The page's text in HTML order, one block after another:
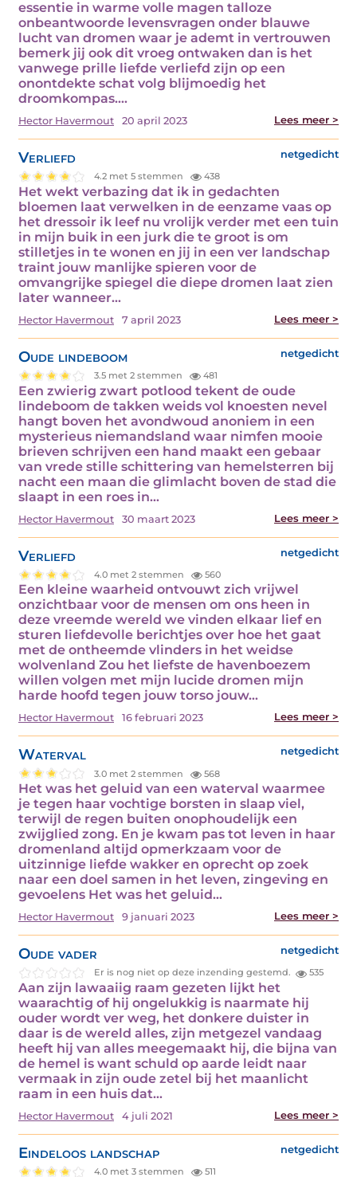
essentie in warme volle magen talloze
onbeantwoorde levensvragen onder blauwe
lucht van dromen waar je ademt in vertrouwen
bemerk jij ook dit vroeg ontwaken dan is het
vanwege prille liefde verliefd zijn op een
onontdekte schat volg blijmoedig het
droomkompas.…
Hector Havermout 20 april 2023 Lees meer >
Verliefd netgedicht
4.2 met 5 stemmen 438
Het wekt verbazing dat ik in gedachten
bloemen laat verwelken in de eenzame vaas op
het dressoir ik leef nu vrolijk verder met een tuin
in mijn buik in een jurk die te groot is om
stilletjes in te wonen en jij in een ver landschap
traint jouw manlijke spieren voor de
omvangrijke spiegel die diepe dromen laat zien
later wanneer…
Hector Havermout 7 april 2023 Lees meer >
Oude lindeboom netgedicht
3.5 met 2 stemmen 481
Een zwierig zwart potlood tekent de oude
lindeboom de takken weids vol knoesten nevel
hangt boven het avondwoud anoniem in een
mysterieus niemandsland waar nimfen mooie
brieven schrijven een hand maakt een gebaar
van vrede stille schittering van hemelsterren bij
nacht een maan die glimlacht boven de stad die
slaapt in een roes in…
Hector Havermout 30 maart 2023 Lees meer >
Verliefd netgedicht
4.0 met 2 stemmen 560
Een kleine waarheid ontvouwt zich vrijwel
onzichtbaar voor de mensen om ons heen in
deze vreemde wereld we vinden elkaar lief en
sturen liefdevolle berichtjes over hoe het gaat
met de ontheemde vlinders in het weidse
wolvenland Zou het liefste de havenboezem
willen volgen met mijn lucide dromen mijn
harde hoofd tegen jouw torso jouw…
Hector Havermout 16 februari 2023 Lees meer >
Waterval netgedicht
3.0 met 2 stemmen 568
Het was het geluid van een waterval waarmee
je tegen haar vochtige borsten in slaap viel,
terwijl de regen buiten onophoudelijk een
zwijglied zong. En je kwam pas tot leven in haar
dromenland altijd opmerkzaam voor de
uitzinnige liefde wakker en oprecht op zoek
naar een doel samen in het leven, zingeving en
gevoelens Het was het geluid…
Hector Havermout 9 januari 2023 Lees meer >
Oude vader netgedicht
Er is nog niet op deze inzending gestemd. 535
Aan zijn lawaaiig raam gezeten lijkt het
waarachtig of hij ongelukkig is naarmate hij
ouder wordt ver weg, het donkere duister in
daar is de wereld alles, zijn metgezel vandaag
heeft hij van alles meegemaakt hij, die bijna van
de hemel is want schuld op aarde leidt naar
vermaak in zijn oude zetel bij het maanlicht
raam in een huis dat…
Hector Havermout 4 juli 2021 Lees meer >
Eindeloos landschap netgedicht
4.0 met 3 stemmen 511